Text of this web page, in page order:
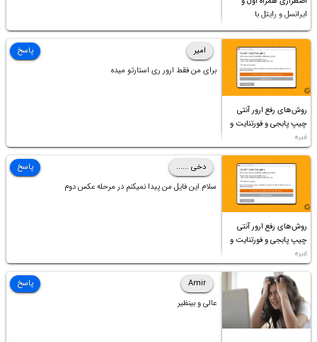
ایرانسل و رایتل با
روش‌های مختلف
روش‌های رفع ارور آنتی
چیپ پابجی و فورتنایت و
غیره
امیر
برای من فقط ارور ری استارتو میده
پاسخ
روش‌های رفع ارور آنتی
چیپ پابجی و فورتنایت و
غیره
دخی ......
سلام این فایل من پیدا نمیکنم در مرحله عکس دوم
پاسخ
Amir
عالی و بینظیر
پاسخ